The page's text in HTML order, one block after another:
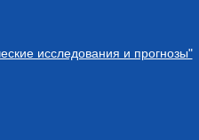
исследования и прогнозы"